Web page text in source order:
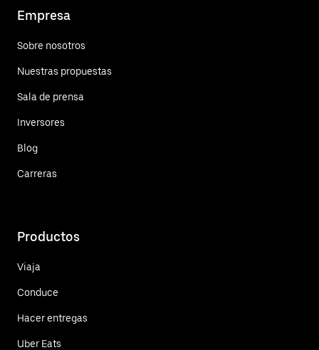
Empresa
Sobre nosotros
Nuestras propuestas
Sala de prensa
Inversores
Blog
Carreras
Productos
Viaja
Conduce
Hacer entregas
Uber Eats